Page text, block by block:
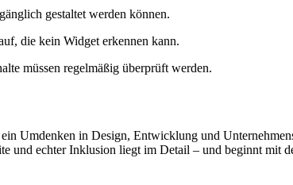
gestaltet werden können.
die kein Widget erkennen kann.
müssen regelmäßig überprüft werden.
Umdenken in Design, Entwicklung und
und echter Inklusion liegt im Detail – und beginnt mit